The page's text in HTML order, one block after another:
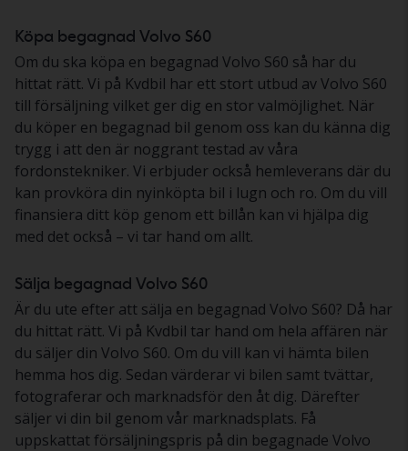
Köpa begagnad Volvo S60
Om du ska köpa en begagnad Volvo S60 så har du
hittat rätt. Vi på Kvdbil har ett stort utbud av Volvo S60
till försäljning vilket ger dig en stor valmöjlighet. När
du köper en begagnad bil genom oss kan du känna dig
trygg i att den är noggrant testad av våra
fordonstekniker. Vi erbjuder också hemleverans där du
kan provköra din nyinköpta bil i lugn och ro. Om du vill
finansiera ditt köp genom ett billån kan vi hjälpa dig
med det också – vi tar hand om allt.
Sälja begagnad Volvo S60
Är du ute efter att sälja en begagnad Volvo S60? Då har
du hittat rätt. Vi på Kvdbil tar hand om hela affären när
du säljer din Volvo S60. Om du vill kan vi hämta bilen
hemma hos dig. Sedan värderar vi bilen samt tvättar,
fotograferar och marknadsför den åt dig. Därefter
säljer vi din bil genom vår marknadsplats. Få
uppskattat försäljningspris på din begagnade Volvo